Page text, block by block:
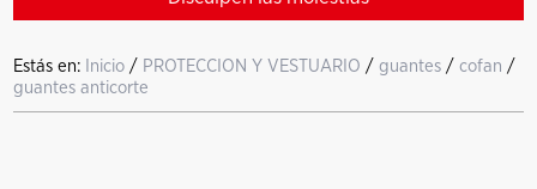
Estás en: Inicio / PROTECCION Y VESTUARIO / guantes /cofan /
guantes anticorte